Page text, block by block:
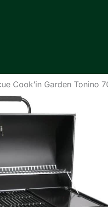
Cook’in Garden Tonino